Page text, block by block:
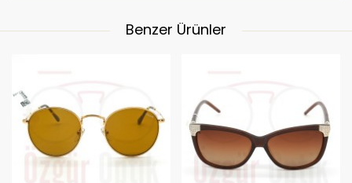
Benzer Ürünler